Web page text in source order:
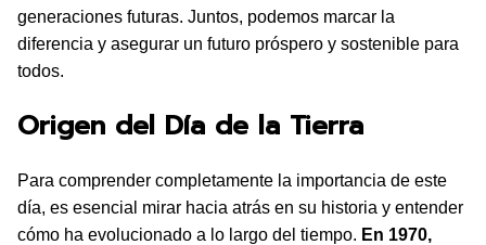
generaciones futuras. Juntos, podemos marcar la
diferencia y asegurar un futuro próspero y sostenible para
todos.
Origen del Día de la Tierra
Para comprender completamente la importancia de este
día, es esencial mirar hacia atrás en su historia y entender
cómo ha evolucionado a lo largo del tiempo. En 1970,